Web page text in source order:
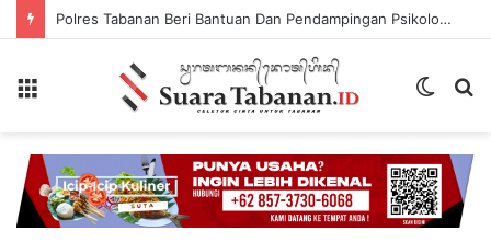
Polres Tabanan Beri Bantuan Dan Pendampingan Psikologis
Switch